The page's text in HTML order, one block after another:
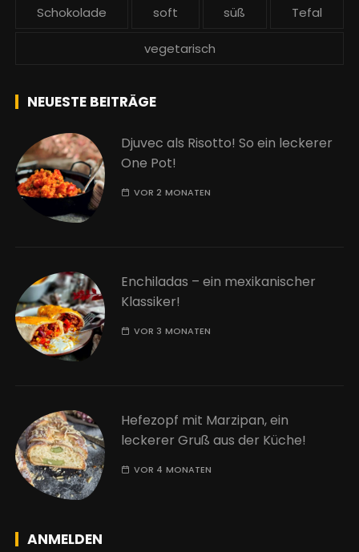
Schokolade soft süß Tefal
vegetarisch
NEUESTE BEITRÄGE
Djuvec als Risotto! So ein leckerer
One Pot!
VOR 2 MONATEN
Enchiladas – ein mexikanischer
Klassiker!
VOR 3 MONATEN
Hefezopf mit Marzipan, ein
leckerer Gruß aus der Küche!
VOR 4 MONATEN
ANMELDEN